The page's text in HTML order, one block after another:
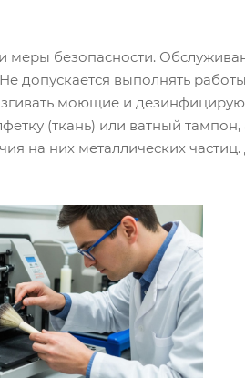
безопасности.
допускается выполнять
моющие и
(ткань) или ватный
на них металлических